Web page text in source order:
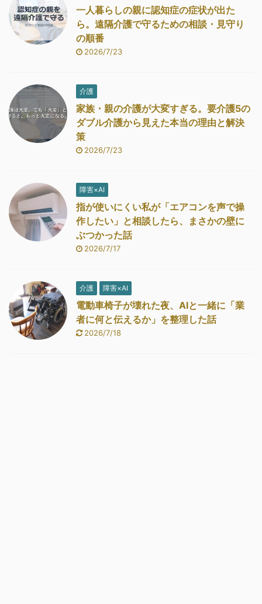
一人暮らしの親に認知症の症状が出た
ら。遠隔介護で守るための相談・見守り
の順番
2026/7/23
介護
家族・親の介護が大変すぎる。要介護5の
ダブル介護から見えた本当の理由と解決
策
2026/7/23
障害×AI
指が使いにくい私が「エアコンを声で操
作したい」と相談したら、まさかの壁に
ぶつかった話
2026/7/17
介護 障害×AI
電動車椅子が壊れた夜、AIと一緒に「業
者に何と伝えるか」を整理した話
2026/7/18